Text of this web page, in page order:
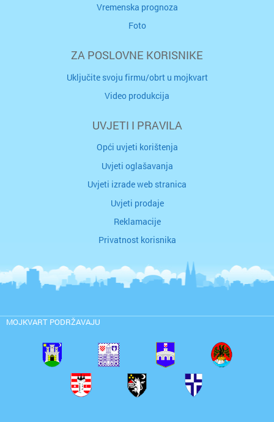
Vremenska prognoza
Foto
ZA POSLOVNE KORISNIKE
Uključite svoju firmu/obrt u mojkvart
Video produkcija
UVJETI I PRAVILA
Opći uvjeti korištenja
Uvjeti oglašavanja
Uvjeti izrade web stranica
Uvjeti prodaje
Reklamacije
Privatnost korisnika
MOJKVART PODRŽAVAJU